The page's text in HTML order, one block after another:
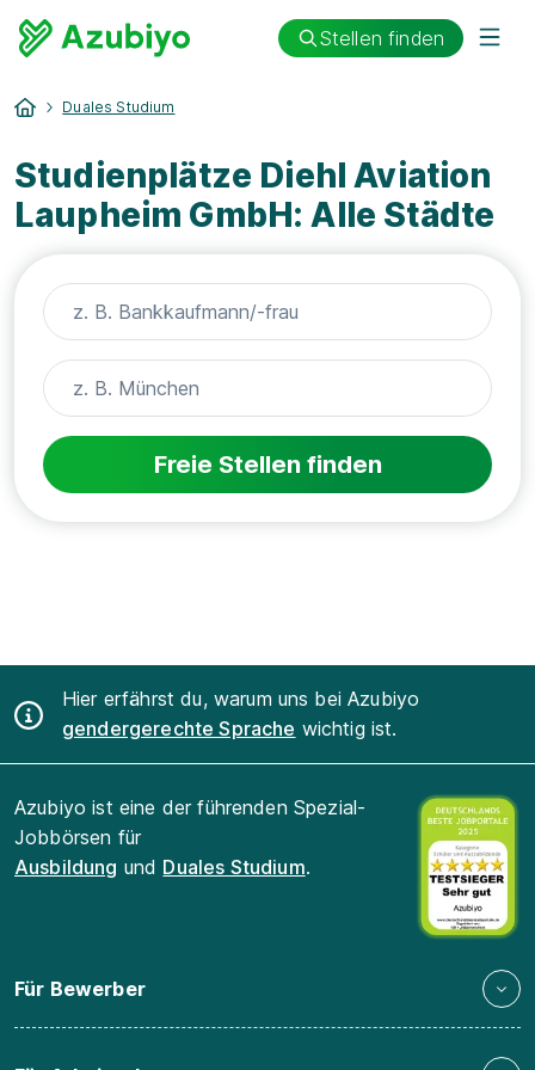
Stellen finden
Duales Studium
Studienplätze Diehl Aviation
Laupheim GmbH: Alle Städte
Freie Stellen finden
Hier erfährst du, warum uns bei Azubiyo
gendergerechte Sprache wichtig ist.
Azubiyo ist eine der führenden Spezial-
Jobbörsen für
Ausbildung und Duales Studium.
Für Bewerber